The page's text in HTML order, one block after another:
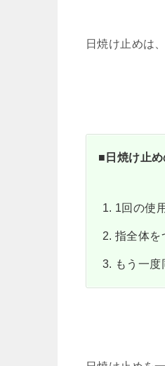
日焼け止めは
■日焼け止
1回の使
指全体を
もう一